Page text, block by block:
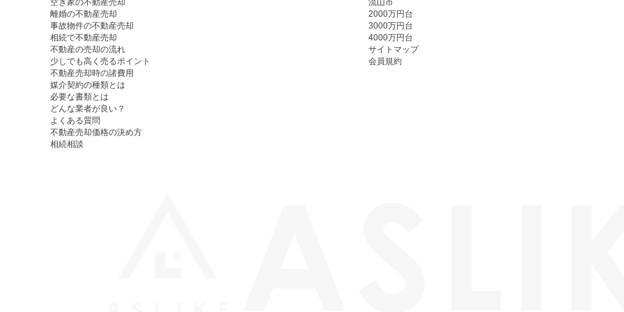
離婚の不動産売却
事故物件の不動産売却
相続で不動産売却
不動産の売却の流れ
少しでも高く売るポイント
不動産売却時の諸費用
媒介契約の種類とは
必要な書類とは
どんな業者が良い？
よくある質問
不動産売却価格の決め方
相続相談
2000万円台
3000万円台
4000万円台
サイトマップ
会員規約